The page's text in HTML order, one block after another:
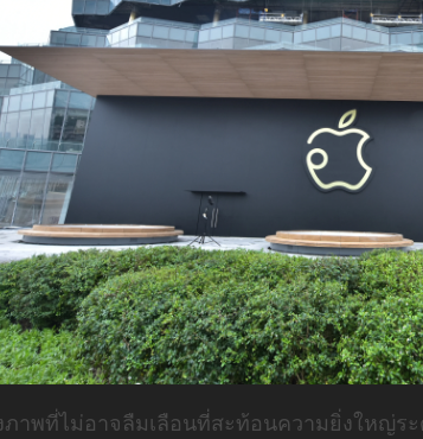
าพที่ไม่อาจลืมเลือนที่สะท้อนความยิ่งใหญ่ร